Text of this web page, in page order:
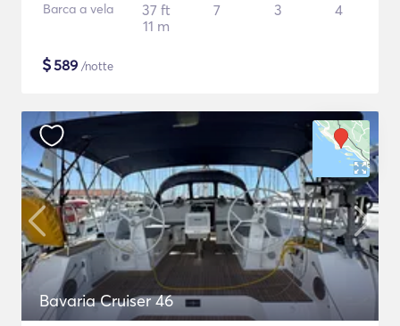
Barca a vela
37 ft
11 m
7 3 4
$589 /notte
Bavaria Cruiser 46